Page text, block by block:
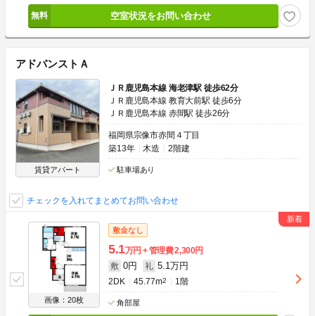
空室状況をお問い合わせ
アドバンストＡ
賃貸アパート
ＪＲ鹿児島本線 海老津駅 徒歩62分
ＪＲ鹿児島本線 教育大前駅 徒歩6分
ＪＲ鹿児島本線 赤間駅 徒歩26分
福岡県宗像市赤間４丁目
築13年
木造 2階建
駐車場あり
チェックを入れてまとめてお問い合わせ
画像：20枚
敷金なし
5.1万円 管理費2,300円
敷 0円 礼 5.1万円
2DK 45.77m2 1階
角部屋